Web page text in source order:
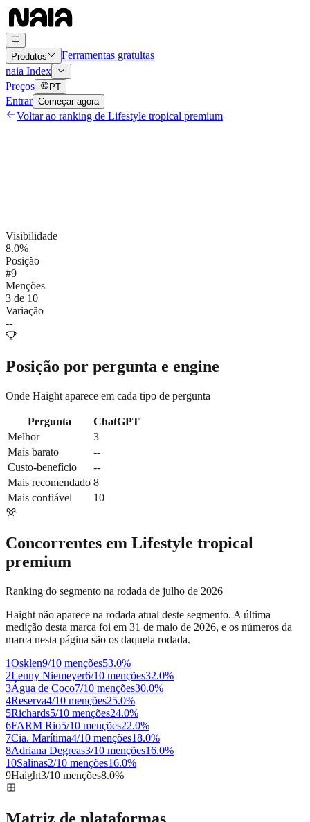
Produtos
Ferramentas gratuitas
naia Index
Preços
PT
Entrar Começar agora
Voltar ao ranking de Lifestyle tropical premium
Visibilidade
8.0%
Posição
#9
Menções
3 de 10
Variação
--
Posição por pergunta e engine
Onde Haight aparece em cada tipo de pergunta
Pergunta
ChatGPT
Melhor
3
Mais barato
--
Custo-benefício
--
Mais recomendado 8
Mais confiável
10
Concorrentes em Lifestyle tropical
premium
Ranking do segmento na rodada de julho de 2026
Haight não aparece na rodada atual deste segmento. A última
medição desta marca foi em 31 de maio de 2026, e os números da
marca nesta página são os daquela rodada.
1Osklen9/10 menções53.0%
2Lenny Niemeyer6/10 menções32.0%
3Água de Coco7/10 menções30.0%
4Reserva4/10 menções25.0%
5Richards5/10 menções24.0%
6FARM Rio5/10 menções22.0%
7Cia. Marítima4/10 menções18.0%
8Adriana Degreas3/10 menções16.0%
10Salinas2/10 menções16.0%
9Haight3/10 menções8.0%
Matriz de plataformas